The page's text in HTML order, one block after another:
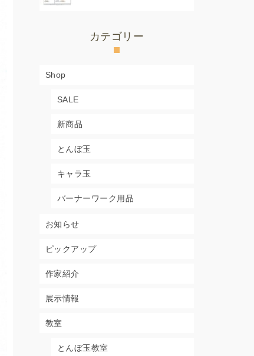
カテゴリー
Shop
SALE
新商品
とんぼ玉
キャラ玉
バーナーワーク用品
お知らせ
ピックアップ
作家紹介
展示情報
教室
とんぼ玉教室